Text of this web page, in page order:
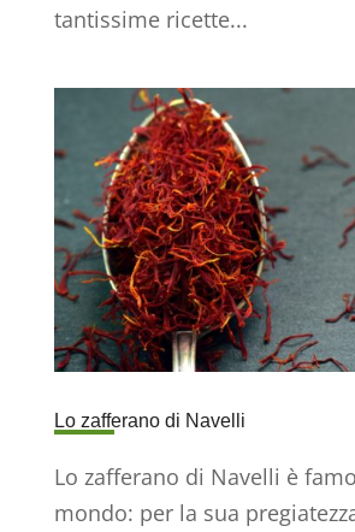
tantissime ricette...
Lo zafferano di Navelli
Lo zafferano di Navelli è
mondo: per la sua